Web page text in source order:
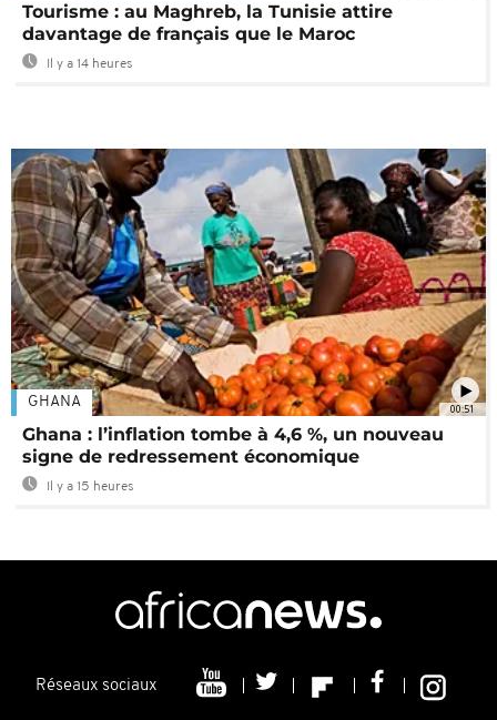
Tourisme : au Maghreb, la Tunisie attire
davantage de français que le Maroc
Il y a 14 heures
00:51
GHANA
Ghana : l’inflation tombe à 4,6 %, un nouveau
signe de redressement économique
Il y a 15 heures
Réseaux sociaux